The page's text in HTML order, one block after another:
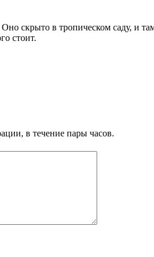
скрыто в тропическом саду, и
стоит.
в течение пары часов.